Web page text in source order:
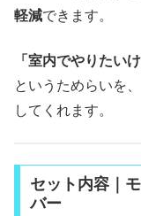
軽減できます。
「室内でやりたい
というためらいを
してくれます。
セット内容｜
バー